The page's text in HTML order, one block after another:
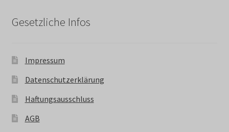
Gesetzliche Infos
Impressum
Datenschutzerklärung
Haftungsausschluss
AGB